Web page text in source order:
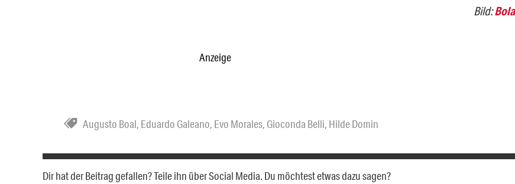
Bild:
Anzeige
Augusto Boal, Eduardo Galeano, Evo Morales, Gioconda Belli, Hilde Domin
Dir hat der Beitrag gefallen? Teile ihn über Social Media. Du möchtest etwas dazu sagen?